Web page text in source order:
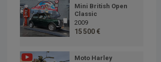
Mini British Open
Classic
2009
15 500 €
Moto Harley